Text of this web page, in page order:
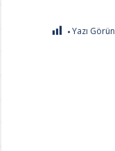
Yazı